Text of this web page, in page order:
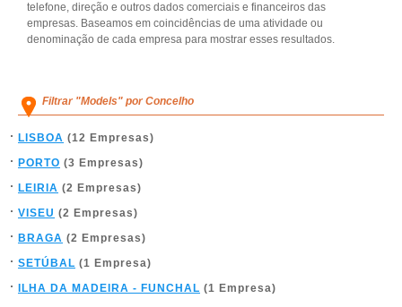
telefone, direção e outros dados comerciais e financeiros das
empresas. Baseamos em coincidências de uma atividade ou
denominação de cada empresa para mostrar esses resultados.
Filtrar "Models" por Concelho
LISBOA (12 Empresas)
PORTO (3 Empresas)
LEIRIA (2 Empresas)
VISEU (2 Empresas)
BRAGA (2 Empresas)
SETÚBAL (1 Empresa)
ILHA DA MADEIRA - FUNCHAL (1 Empresa)